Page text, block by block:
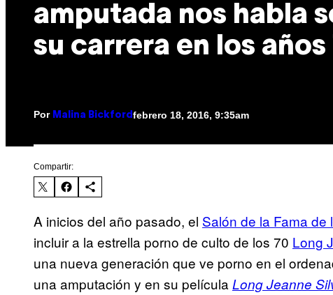
amputada nos habla
su carrera en los años
Por Malina Bickford febrero 18, 2016, 9:35am
Compartir:
A inicios del año pasado, el Salón de la Fama
incluir a la estrella porno de culto de los 70 Long
una nueva generación que ve porno en el
una amputación y en su película Long Jeanne